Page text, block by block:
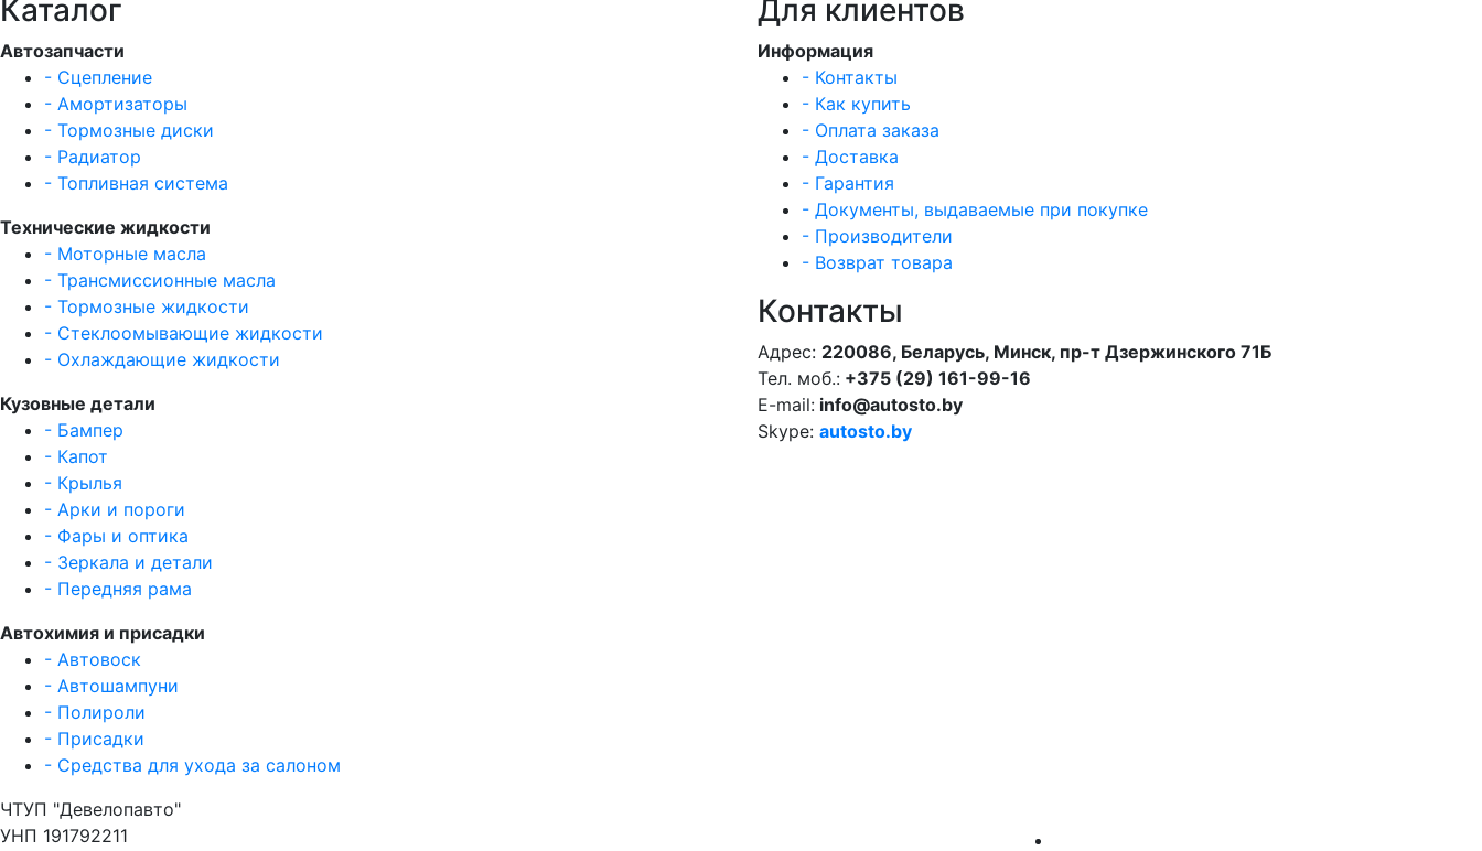
Каталог
Автозапчасти
- Сцепление
- Амортизаторы
- Тормозные диски
- Радиатор
- Топливная система
Технические жидкости
- Моторные масла
- Трансмиссионные масла
- Тормозные жидкости
- Стеклоомывающие жидкости
- Охлаждающие жидкости
Кузовные детали
- Бампер
- Капот
- Крылья
- Арки и пороги
- Фары и оптика
- Зеркала и детали
- Передняя рама
Автохимия и присадки
- Автовоск
- Автошампуни
- Полироли
- Присадки
- Средства для ухода за салоном
Для клиентов
Информация
- Контакты
- Как купить
- Оплата заказа
- Доставка
- Гарантия
- Документы, выдаваемые при покупке
- Производители
- Возврат товара
Контакты
Адрес: 220086, Беларусь, Минск, пр-т Дзержинского 71Б
Тел. моб.: +375 (29) 161-99-16
E-mail: info@autosto.by
Skype: autosto.by
ЧТУП "Девелопавто"
УНП 191792211